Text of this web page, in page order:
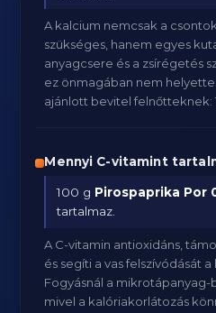
A kalcium nemcsak a
szükséges, hanem egyes
anyagcsere és a zsírégetés
ez önmagában nem
ajánlott bevitel felnőtteknek:
Mennyi C-vitamint
100 g Pirospaprika Por
tartalmaz.
A C-vitamin antioxidáns,
és segíti a vas felszívódását
Fogyásnál a mikrotápanyag-
mivel a kalóriakorlátozás